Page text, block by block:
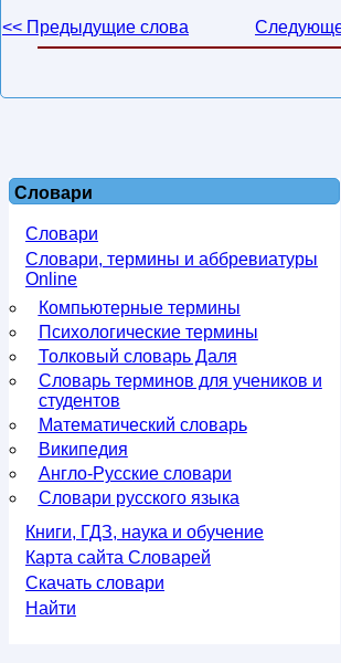
<< Предыдущие слова
Словари
Словари
Словари, термины и аббревиатуры
Online
Компьютерные термины
Психологические термины
Толковый словарь Даля
Словарь терминов для учеников и
студентов
Математический словарь
Википедия
Англо-Русские словари
Словари русского языка
Книги, ГДЗ, наука и обучение
Карта сайта Словарей
Скачать словари
Найти